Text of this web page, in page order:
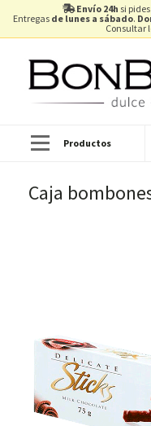
Envío 24h si pides
Entregas de lunes a sábado.
Consultar
Productos
Caja